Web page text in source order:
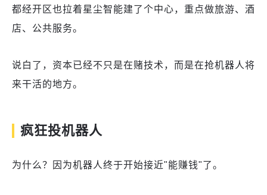
都经开区也拉着星尘智能建了个中心，重点做旅游、酒
店、公共服务。
说白了，资本已经不只是在赌技术，而是在抢机器人将
来干活的地方。
疯狂投机器人
为什么？因为机器人终于开始接近"能赚钱"了。